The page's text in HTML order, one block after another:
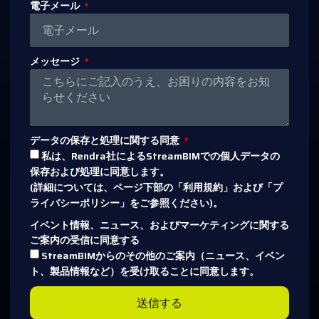
電子メール
メッセージ
データの保存と処理に関する同意
私は、Rendra社によるStreamBIMでの個人データの
保存および処理に同意します。
(詳細については、ページ下部の「利用規約」および「プ
ライバシーポリシー」をご参照ください)。
イベント情報、ニュース、およびマーケティングに関する
ご案内の受信に同意する
StreamBIMからのその他のご案内（ニュース、イベン
ト、製品情報など）を受け取ることに同意します。
送信する